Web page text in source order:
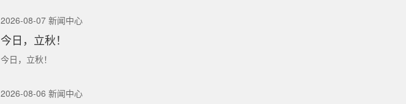
2026-08-07 新闻中心
今日，立秋！
今日，立秋！
2026-08-06 新闻中心